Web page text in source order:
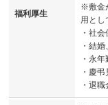
福利厚生
※敷金
用とし
・社
・結
・永
・慶
・退